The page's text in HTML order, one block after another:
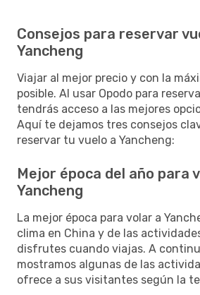
Consejos para reservar
Yancheng
Viajar al mejor precio y con la
posible. Al usar Opodo para
tendrás acceso a las mejores
Aquí te dejamos tres consejos
reservar tu vuelo a Yancheng:
Mejor época del año para
Yancheng
La mejor época para volar a
clima en China y de las
disfrutes cuando viajas. A
mostramos algunas de las
ofrece a sus visitantes según la